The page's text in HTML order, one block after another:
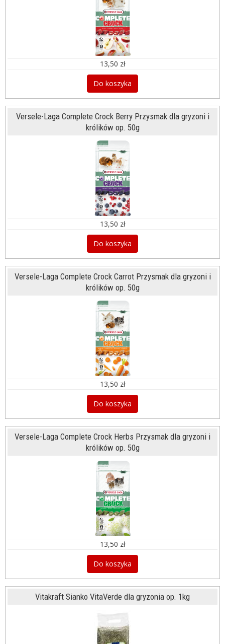
13,50 zł
Do koszyka
Versele-Laga Complete Crock Berry Przysmak dla gryzoni i
królików op. 50g
13,50 zł
Do koszyka
Versele-Laga Complete Crock Carrot Przysmak dla gryzoni i
królików op. 50g
13,50 zł
Do koszyka
Versele-Laga Complete Crock Herbs Przysmak dla gryzoni i
królików op. 50g
13,50 zł
Do koszyka
Vitakraft Sianko VitaVerde dla gryzonia op. 1kg